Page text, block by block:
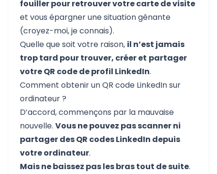
fouiller pour retrouver votre carte de visite
et vous épargner une situation gênante
(croyez-moi, je connais).
Quelle que soit votre raison, il n’est jamais
trop tard pour trouver, créer et partager
votre QR code de profil LinkedIn.
Comment obtenir un QR code LinkedIn sur
ordinateur ?
D’accord, commençons par la mauvaise
nouvelle. Vous ne pouvez pas scanner ni
partager des QR codes LinkedIn depuis
votre ordinateur.
Mais ne baissez pas les bras tout de suite.